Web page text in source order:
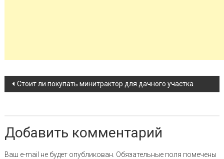
Навигация по записи
Стоит ли покупать минитрактор для дачного участка
Добавить комментарий
Ваш e-mail не будет опубликован. Обязательные поля помечены